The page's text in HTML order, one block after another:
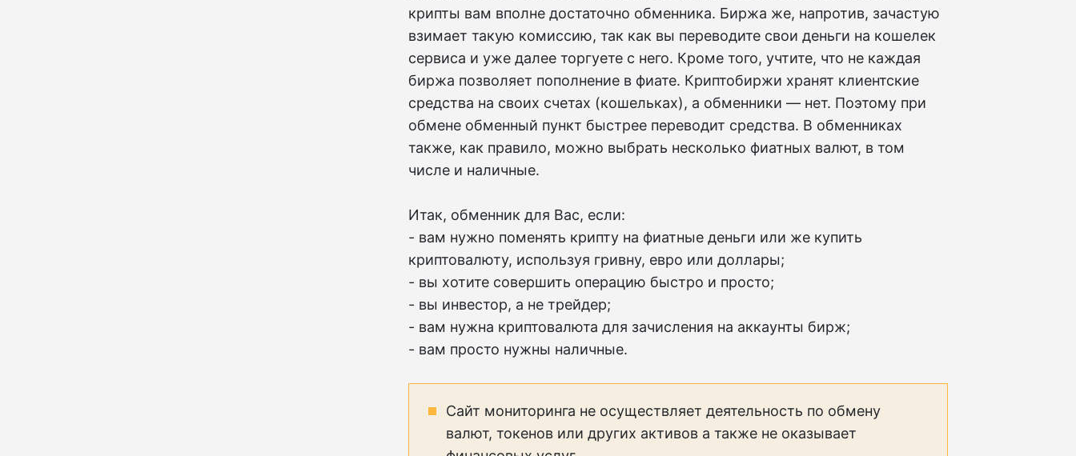
крипты вам вполне достаточно обменника. Биржа же, напротив, зачастую
взимает такую комиссию, так как вы переводите свои деньги на кошелек
сервиса и уже далее торгуете с него. Кроме того, учтите, что не каждая
биржа позволяет пополнение в фиате. Криптобиржи хранят клиентские
средства на своих счетах (кошельках), а обменники — нет. Поэтому при
обмене обменный пункт быстрее переводит средства. В обменниках
также, как правило, можно выбрать несколько фиатных валют, в том
числе и наличные.
Итак, обменник для Вас, если:
- вам нужно поменять крипту на фиатные деньги или же купить
криптовалюту, используя гривну, евро или доллары;
- вы хотите совершить операцию быстро и просто;
- вы инвестор, а не трейдер;
- вам нужна криптовалюта для зачисления на аккаунты бирж;
- вам просто нужны наличные.
Сайт мониторинга не осуществляет деятельность по обмену
валют, токенов или других активов а также не оказывает